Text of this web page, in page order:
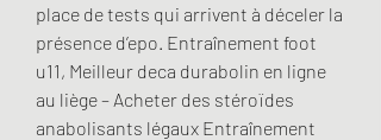
place de tests qui arrivent à déceler la
présence d’epo. Entraînement foot
u11, Meilleur deca durabolin en ligne
au liège – Acheter des stéroïdes
anabolisants légaux Entraînement